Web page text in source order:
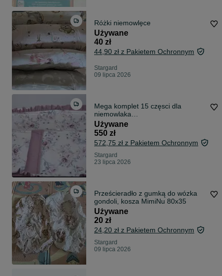
Różki niemowlęce
Używane
40 zł
44,90 zł z Pakietem Ochronnym
Stargard
09 lipca 2026
Mega komplet 15 częsci dla
niemowlaka
Kokon,kołderja,śpiworek,rożek
Używane
550 zł
572,75 zł z Pakietem Ochronnym
Stargard
23 lipca 2026
Prześcieradło z gumką do wózka
gondoli, kosza MimiNu 80x35
Używane
20 zł
24,20 zł z Pakietem Ochronnym
Stargard
09 lipca 2026